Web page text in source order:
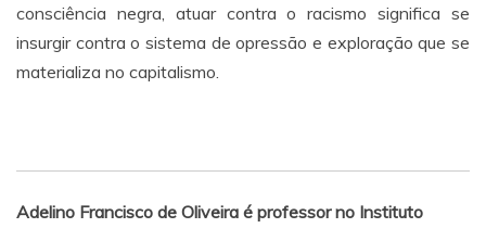
consciência negra, atuar contra o racismo significa se
insurgir contra o sistema de opressão e exploração que se
materializa no capitalismo.
Adelino Francisco de Oliveira é professor no Instituto